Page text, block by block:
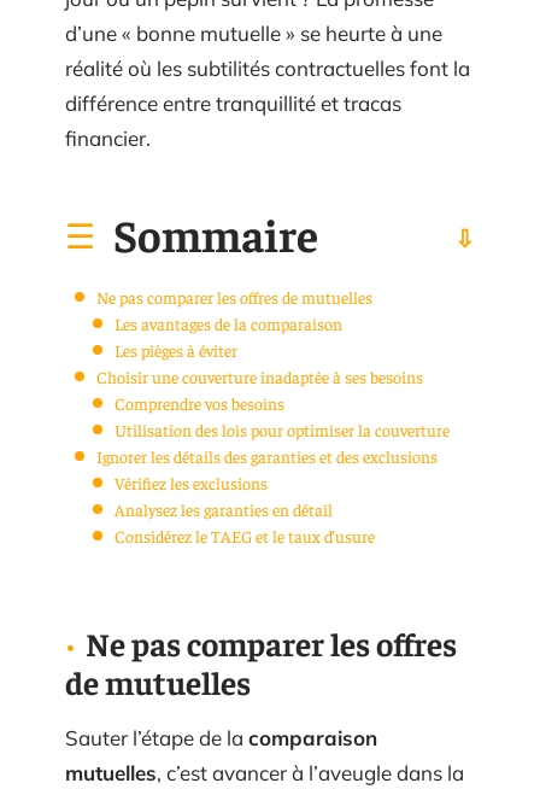
d’une « bonne mutuelle » se heurte à une
réalité où les subtilités contractuelles font la
différence entre tranquillité et tracas
financier.
Sommaire
Ne pas comparer les offres de mutuelles
Les avantages de la comparaison
Les pièges à éviter
Choisir une couverture inadaptée à ses besoins
Comprendre vos besoins
Utilisation des lois pour optimiser la couverture
Ignorer les détails des garanties et des exclusions
Vérifiez les exclusions
Analysez les garanties en détail
Considérez le TAEG et le taux d’usure
Ne pas comparer les offres
de mutuelles
Sauter l’étape de la comparaison
mutuelles, c’est avancer à l’aveugle dans la